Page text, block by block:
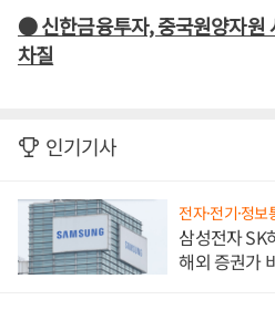
● 신한금융투자, 중국원양자원
차질
인기기사
전자·전기·정보
삼성전자 SK
해외 증권가